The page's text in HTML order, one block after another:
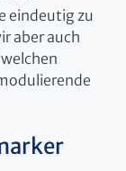
eindeutig zu
aber auch